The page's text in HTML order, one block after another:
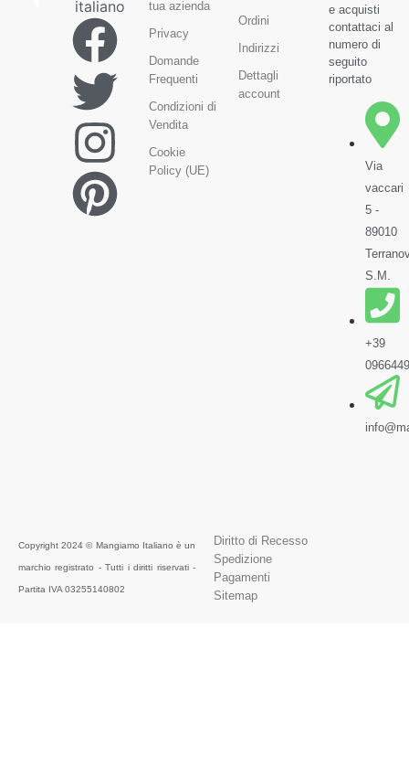
tua azienda
Privacy
Domande
Frequenti
Condizioni di
Vendita
Cookie
Policy (UE)
Ordini
Indirizzi
Dettagli
account
e acquisti
contattaci al
numero di
seguito
riportato
Via
vaccari
5 -
89010
S.M.
+39
Copyright 2024 © Mangiamo Italiano è un
marchio registrato - Tutti i diritti riservati -
Partita IVA 03255140802
Diritto di Recesso
Spedizione
Pagamenti
Sitemap